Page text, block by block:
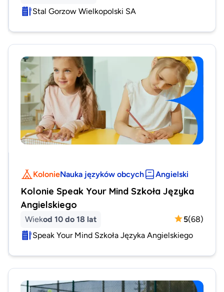
Stal Gorzow Wielkopolski SA
KolonieNauka języków obcych Angielski
Kolonie Speak Your Mind Szkoła Języka
Angielskiego
Wiekod 10 do 18 lat 5(68)
Speak Your Mind Szkoła Języka Angielskiego